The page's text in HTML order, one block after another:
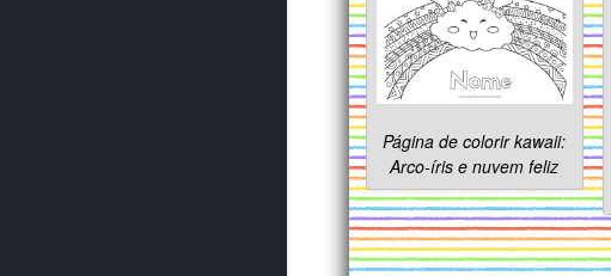
Página de colorir kawaii:
Arco-íris e nuvem feliz